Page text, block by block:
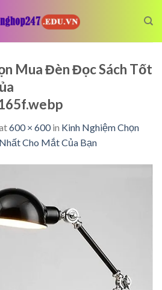
Mua Đèn Đọc Sách Tốt
600 × 600in Kinh Nghiệm Chọn
Cho Mắt Của Bạn